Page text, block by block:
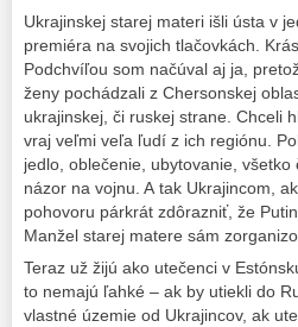
Ukrajinskej starej materi išli ústa v
premiéra na svojich tlačovkách.
Podchvíľou som načúval aj ja,
ženy pochádzali z Chersonskej
ukrajinskej, či ruskej strane. Chceli
vraj veľmi veľa ľudí z ich regiónu.
jedlo, oblečenie, ubytovanie,
názor na vojnu. A tak Ukrajincom,
pohovoru párkrát zdôrazniť, že
Manžel starej matere sám
Teraz už žijú ako utečenci v
to nemajú ľahké – ak by utiekli do
vlastné územie od Ukrajincov, ak